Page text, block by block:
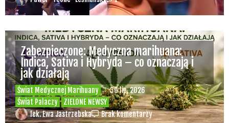
Świat Medycznej Marihuany
Świat Palaczy
ZIELONE NEWSY
30 lip, 2026
Zabezpieczone: Medyczna marihuana:
Indica, Sativa i Hybryda – co oznaczają i
jak działają
lek. Ewa Jastrzebska Brak komentarzy